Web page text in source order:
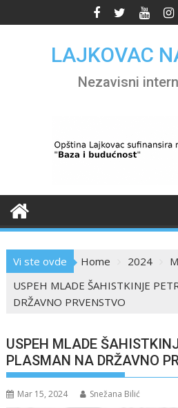
to
LAJKOVAC
Nezavisni
Vi ste ovde Home 2024
USPEH MLADE ŠAHISTKINJE
DRŽAVNO PRVENSTVO
USPEH MLADE
PLASMAN NA DRŽAVNO
Mar 15, 2024 Snežana Bilić